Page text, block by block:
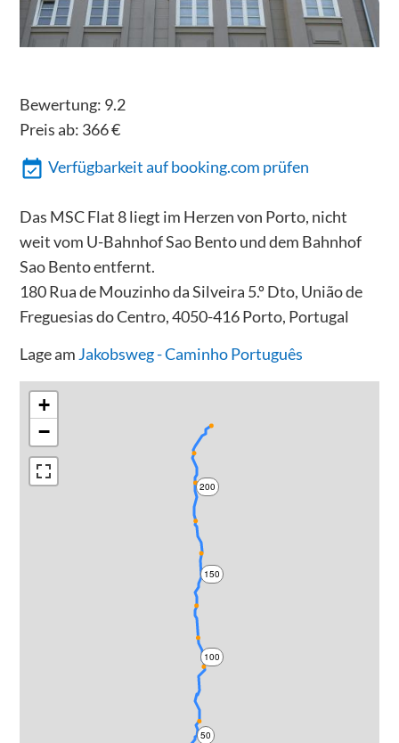
Bewertung: 9.2
Preis ab: 366€
Verfügbarkeit auf booking.com prüfen
Das MSC Flat 8 liegt im Herzen von Porto, nicht
weit vom U-Bahnhof Sao Bento und dem Bahnhof
Sao Bento entfernt.
180 Rua de Mouzinho da Silveira 5.º Dto, União de
Freguesias do Centro, 4050-416 Porto, Portugal
Lage am Jakobsweg - Caminho Português
50
100
150
200
+
−